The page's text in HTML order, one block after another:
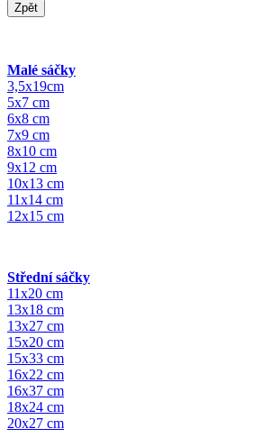
Zpět
Malé sáčky
3,5x19cm
5x7 cm
6x8 cm
7x9 cm
8x10 cm
9x12 cm
10x13 cm
11x14 cm
12x15 cm
Střední sáčky
11x20 cm
13x18 cm
13x27 cm
15x20 cm
15x33 cm
16x22 cm
16x37 cm
18x24 cm
20x27 cm